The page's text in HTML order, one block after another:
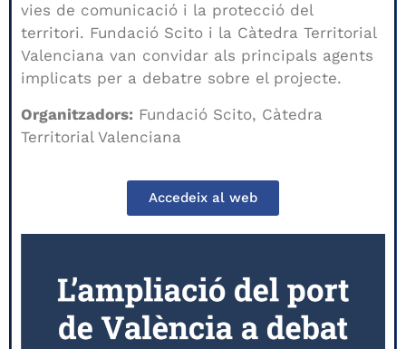
vies de comunicació i la protecció del
territori. Fundació Scito i la Càtedra Territorial
Valenciana van convidar als principals agents
implicats per a debatre sobre el projecte.
Organitzadors: Fundació Scito, Càtedra
Territorial Valenciana
Accedeix al web